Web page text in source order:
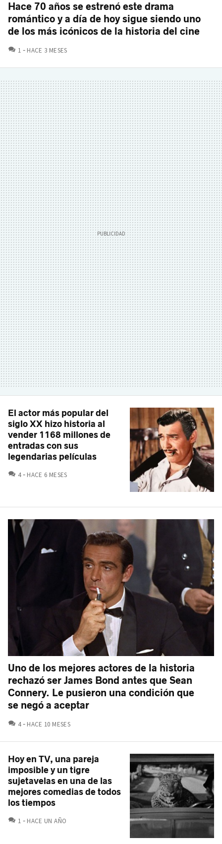
Hace 70 años se estrenó este drama
romántico y a día de hoy sigue siendo uno
de los más icónicos de la historia del cine
1 COMENTARIOS
HACE 3 MESES
El actor más popular del
siglo XX hizo historia al
vender 1168 millones de
entradas con sus
legendarias películas
4 COMENTARIOS
HACE 6 MESES
Uno de los mejores actores de la historia
rechazó ser James Bond antes que Sean
Connery. Le pusieron una condición que
se negó a aceptar
4 COMENTARIOS
HACE 10 MESES
Hoy en TV, una pareja
imposible y un tigre
sujetavelas en una de las
mejores comedias de todos
los tiempos
1 COMENTARIOS
HACE UN AÑO